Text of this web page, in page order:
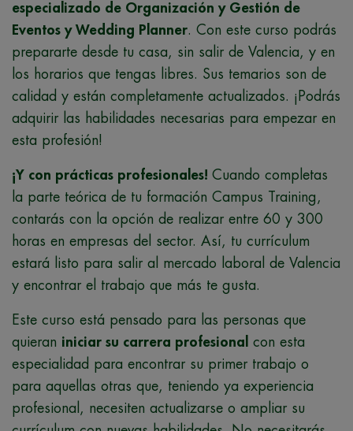
especializado de Organización y Gestión de
Eventos y Wedding Planner. Con este curso podrás
prepararte desde tu casa, sin salir de Valencia, y en
los horarios que tengas libres. Sus temarios son de
calidad y están completamente actualizados. ¡Podrás
adquirir las habilidades necesarias para empezar en
esta profesión!
¡Y con prácticas profesionales! Cuando completas
la parte teórica de tu formación Campus Training,
contarás con la opción de realizar entre 60 y 300
horas en empresas del sector. Así, tu currículum
estará listo para salir al mercado laboral de Valencia
y encontrar el trabajo que más te gusta.
Este curso está pensado para las personas que
quieran iniciar su carrera profesional
con esta
especialidad para encontrar su primer trabajo o
para aquellas otras que, teniendo ya experiencia
profesional, necesiten actualizarse o ampliar su